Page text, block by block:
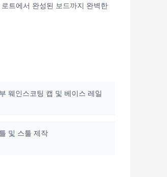
트에서 완성된 보드까지 완벽한
웨인스코팅 캡 및 베이스 레일
및 스툴 제작